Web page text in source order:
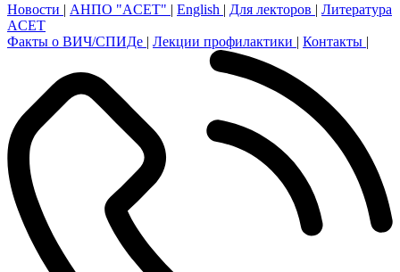
Новости | АНПО "ACET" | English | Для лекторов | Литература
ACET
Факты о ВИЧ/СПИДе | Лекции профилактики | Контакты |